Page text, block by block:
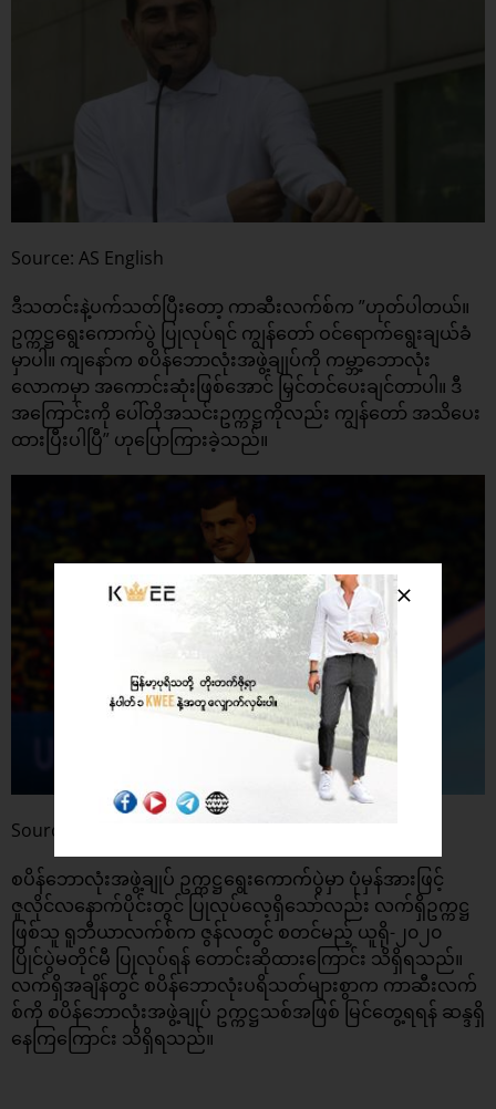
Source: AS English
ဒီသတင်းနဲ့ပက်သတ်ပြီးတော့ ကာဆီးလက်စ်က ”ဟုတ်ပါတယ်။
ဥက္ကဋ္ဌရွေးကောက်ပွဲ ပြုလုပ်ရင် ကျွန်တော် ဝင်ရောက်ရွေးချယ်ခံ
မှာပါ။ ကျနော်က စပိန်ဘောလုံးအဖွဲ့ချုပ်ကို ကမ္ဘာ့ဘောလုံး
လောကမှာ အကောင်းဆုံးဖြစ်အောင် မြှင်တင်ပေးချင်တာပါ။ ဒီ
အကြောင်းကို ပေါ်တိုအသင်းဥက္ကဋ္ဌကိုလည်း ကျွန်တော် အသိပေး
ထားပြီးပါပြီ” ဟုပြောကြားခဲ့သည်။
Source: ronaldo.com
စပိန်ဘောလုံးအဖွဲ့ချုပ် ဥက္ကဋ္ဌရွေးကောက်ပွဲမှာ ပုံမှန်အားဖြင့်
ဇူလိုင်လနောက်ပိုင်းတွင် ပြုလုပ်လေ့ရှိသော်လည်း လက်ရှိဥက္ကဋ္ဌ
ဖြစ်သူ ရူဘီယာလက်စ်က ဇွန်လတွင် စတင်မည့် ယူရို-၂၀၂၀
ပြိုင်ပွဲမတိုင်မီ ပြုလုပ်ရန် တောင်းဆိုထားကြောင်း သိရှိရသည်။
လက်ရှိအချိန်တွင် စပိန်ဘောလုံးပရိသတ်များစွာက ကာဆီးလက်
စ်ကို စပိန်ဘောလုံးအဖွဲ့ချုပ် ဥက္ကဋ္ဌသစ်အဖြစ် မြင်တွေ့ရရန် ဆန္ဒရှိ
နေကြကြောင်း သိရှိရသည်။